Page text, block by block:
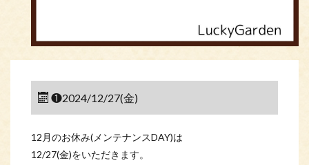
❶2024/12/27(金)
12月のお休み(メンテナンスDAY)は
12/27(金)をいただきます。